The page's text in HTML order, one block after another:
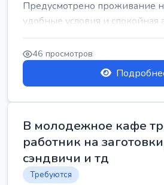
Предусмотрено проживание
удобные условия и спокойная
46 просмотров
В молодежное кафе
работник на
сэндвичи и тд
Требуются